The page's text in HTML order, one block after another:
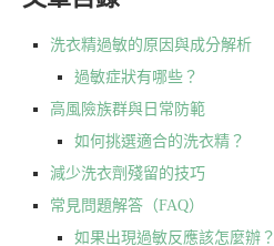
洗衣精過敏的原因與成分解析
過敏症狀有哪些？
高風險族群與日常防範
如何挑選適合的洗衣精？
減少洗衣劑殘留的技巧
常見問題解答（FAQ）
如果出現過敏反應該怎麼辦？